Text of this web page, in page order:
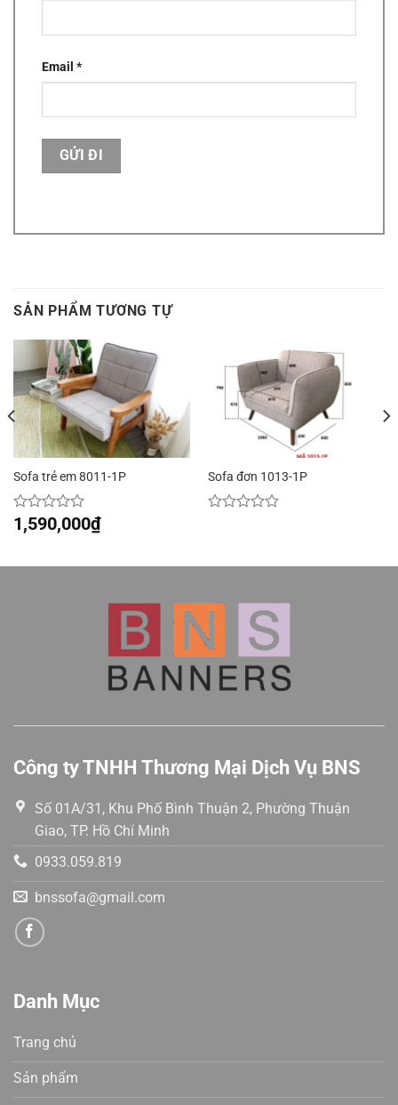
Email *
SẢN PHẨM TƯƠNG TỰ
Sofa trẻ em 8011-1P
Được
xếp
0
1,590,000₫
Sofa đơn 1013-1P
0
Công ty TNHH Thương Mại Dịch Vụ BNS
Số 01A/31, Khu Phố Bình Thuận 2, Phường Thuận
Giao, TP. Hồ Chí Minh
0933.059.819
bnssofa@gmail.com
Danh Mục
Trang chủ
Sản phẩm